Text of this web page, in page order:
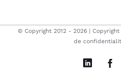
© Copyright 2012 - 2026 | Copyright
de